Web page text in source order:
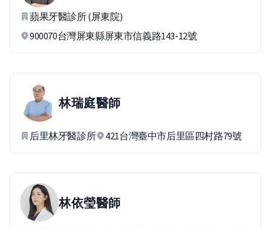
蘋果牙醫診所 (屏東院)
900070台灣屏東縣屏東市信義路143-12號
林瑞庭醫師
后里林牙醫診所 421台灣臺中市后里區四村路79號
林依瑩醫師